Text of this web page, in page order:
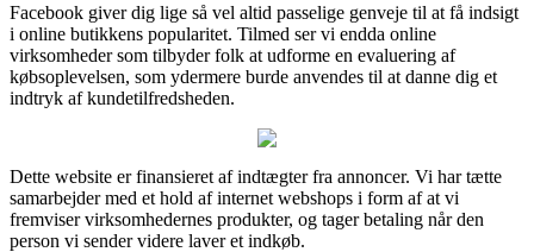
Facebook giver dig lige så vel altid passelige genveje til at få indsigt
i online butikkens popularitet. Tilmed ser vi endda online
virksomheder som tilbyder folk at udforme en evaluering af
købsoplevelsen, som ydermere burde anvendes til at danne dig et
indtryk af kundetilfredsheden.
Dette website er finansieret af indtægter fra annoncer. Vi har tætte
samarbejder med et hold af internet webshops i form af at vi
fremviser virksomhedernes produkter, og tager betaling når den
person vi sender videre laver et indkøb.